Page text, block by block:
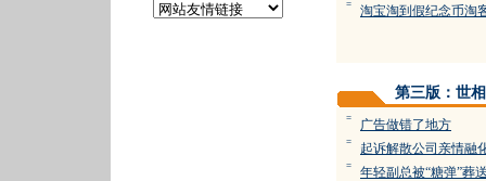
= 淘宝淘到假纪念币淘
第三版：世相
= 广告做错了地方
= 起诉解散公司亲情融
= 年轻副总被“糖弹”葬